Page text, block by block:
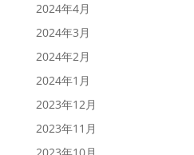
2024年4月
2024年3月
2024年2月
2024年1月
2023年12月
2023年11月